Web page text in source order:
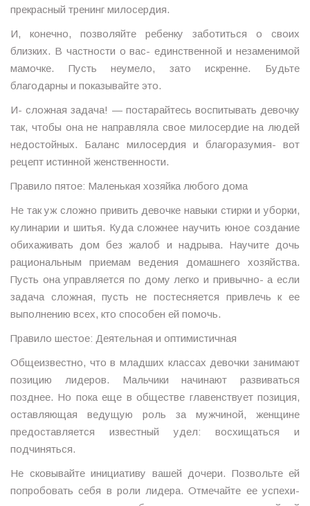
прекрасный тренинг милосердия.
И, конечно, позволяйте ребенку заботиться о своих
близких. В частности о вас- единственной и незаменимой
мамочке. Пусть неумело, зато искренне. Будьте
благодарны и показывайте это.
И- сложная задача! — постарайтесь воспитывать девочку
так, чтобы она не направляла свое милосердие на людей
недостойных. Баланс милосердия и благоразумия- вот
рецепт истинной женственности.
Правило пятое: Маленькая хозяйка любого дома
Не так уж сложно привить девочке навыки стирки и уборки,
кулинарии и шитья. Куда сложнее научить юное создание
обихаживать дом без жалоб и надрыва. Научите дочь
рациональным приемам ведения домашнего хозяйства.
Пусть она управляется по дому легко и привычно- а если
задача сложная, пусть не постесняется привлечь к ее
выполнению всех, кто способен ей помочь.
Правило шестое: Деятельная и оптимистичная
Общеизвестно, что в младших классах девочки занимают
позицию лидеров. Мальчики начинают развиваться
позднее. Но пока еще в обществе главенствует позиция,
оставляющая ведущую роль за мужчиной, женщине
предоставляется известный удел: восхищаться и
подчиняться.
Не сковывайте инициативу вашей дочери. Позвольте ей
попробовать себя в роли лидера. Отмечайте ее успехи-